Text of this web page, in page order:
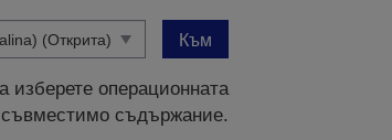
Към
операционната
съвместимо съдържание.